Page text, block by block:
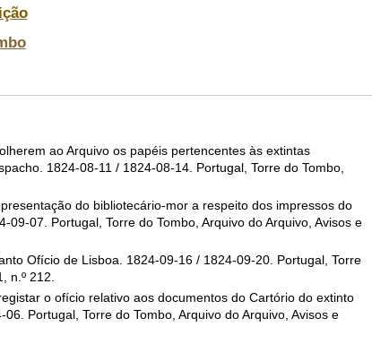
ao Arquivo os papéis pertencentes às extintas
1824-08-11 / 1824-08-14. Portugal, Torre do Tombo,
do bibliotecário-mor a respeito dos impressos do
07. Portugal, Torre do Tombo, Arquivo do Arquivo, Avisos e
Ofício de Lisboa. 1824-09-16 / 1824-09-20. Portugal, Torre
n.º 212.
o ofício relativo aos documentos do Cartório do extinto
Portugal, Torre do Tombo, Arquivo do Arquivo, Avisos e